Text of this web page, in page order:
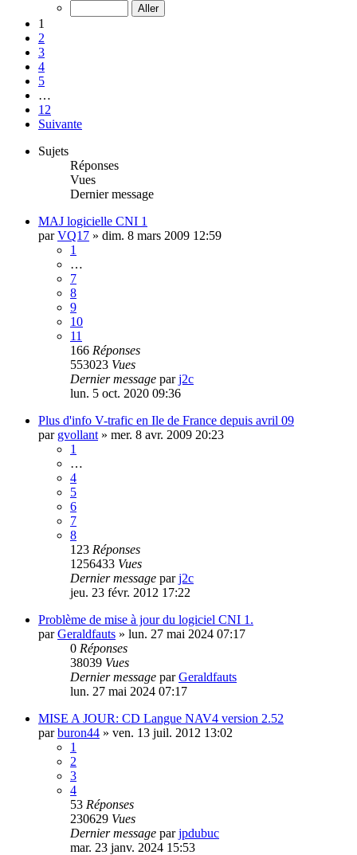
1
2
3
4
5
…
12
Suivante
Sujets
Réponses
Vues
Dernier message
MAJ logicielle CNI 1
parVQ17 » dim. 8 mars 2009 12:59
1
…
7
8
9
10
11
166 Réponses
553023 Vues
Dernier message parj2c
lun. 5 oct. 2020 09:36
Plus d'info V-trafic en Ile de France depuis avril 09
par gvollant » mer. 8 avr. 2009 20:23
1
…
4
5
6
7
8
123 Réponses
1256433 Vues
Dernier message parj2c
jeu. 23 févr. 2012 17:22
Problème de mise à jour du logiciel CNI 1.
parGeraldfauts » lun. 27 mai 2024 07:17
0 Réponses
38039 Vues
Dernier message parGeraldfauts
lun. 27 mai 2024 07:17
MISE A JOUR: CD Langue NAV4 version 2.52
parburon44 » ven. 13 juil. 2012 13:02
1
2
3
4
53 Réponses
230629 Vues
Dernier message parjpdubuc
mar. 23 janv. 2024 15:53